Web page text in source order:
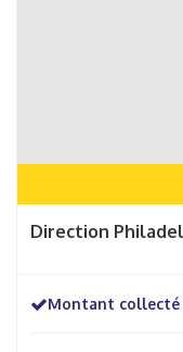
Direction
Montant collecté